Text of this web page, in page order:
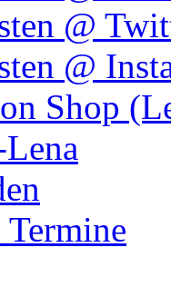
@
@
Shop
Termine